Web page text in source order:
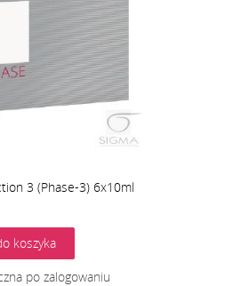
3 (Phase-3) 6x10ml
koszyka
po zalogowaniu